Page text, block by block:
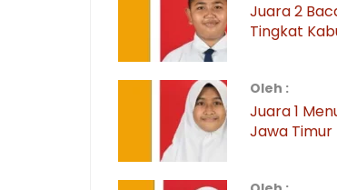
Juara 2
Tingkat
Oleh :
Juara 1
Jawa Timur